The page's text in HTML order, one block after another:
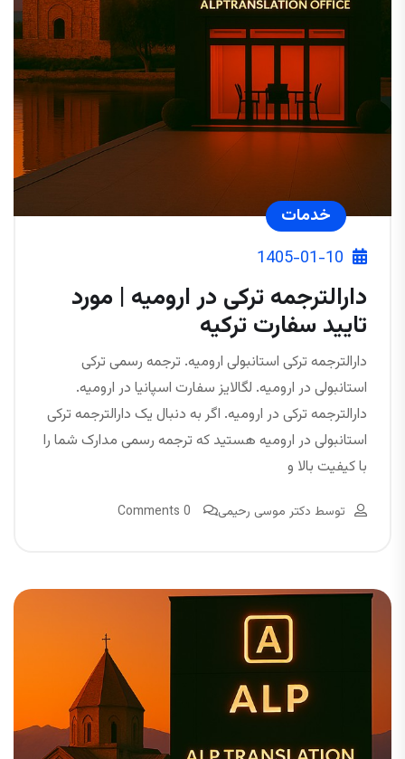
خدمات
1405-01-10
دارالترجمه ترکی در ارومیه | مورد
تایید سفارت ترکیه
دارالترجمه ترکی استانبولی ارومیه. ترجمه رسمی ترکی
استانبولی در ارومیه. لگالایز سفارت اسپانیا در ارومیه.
دارالترجمه ترکی در ارومیه. اگر به دنبال یک دارالترجمه ترکی
استانبولی در ارومیه هستید که ترجمه رسمی مدارک شما را
با کیفیت بالا و
توسط دکتر موسی رحیمی 0 Comments